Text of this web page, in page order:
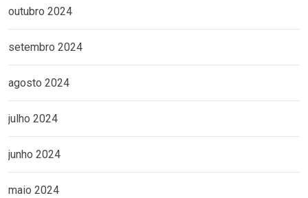
outubro 2024
setembro 2024
agosto 2024
julho 2024
junho 2024
maio 2024